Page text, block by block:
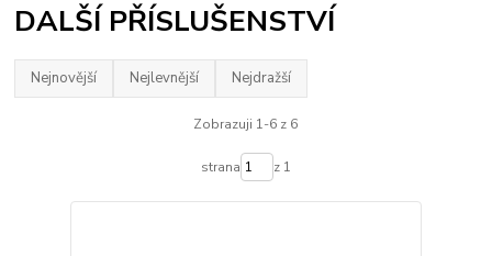
DALŠÍ PŘÍSLUŠENSTVÍ
Nejnovější Nejlevnější Nejdražší
Zobrazuji 1-6 z 6
strana z 1